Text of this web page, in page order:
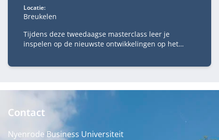
Locatie:
Breukelen
Tijdens deze tweedaagse masterclass leer je
inspelen op de nieuwste ontwikkelingen op het
Contact
Nyenrode Business Universiteit